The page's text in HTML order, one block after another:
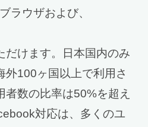
ラウザおよび、
だけます。日本国内のみ
外100ヶ国以上で利用さ
数の比率は50%を超え
対応は、多くのユ